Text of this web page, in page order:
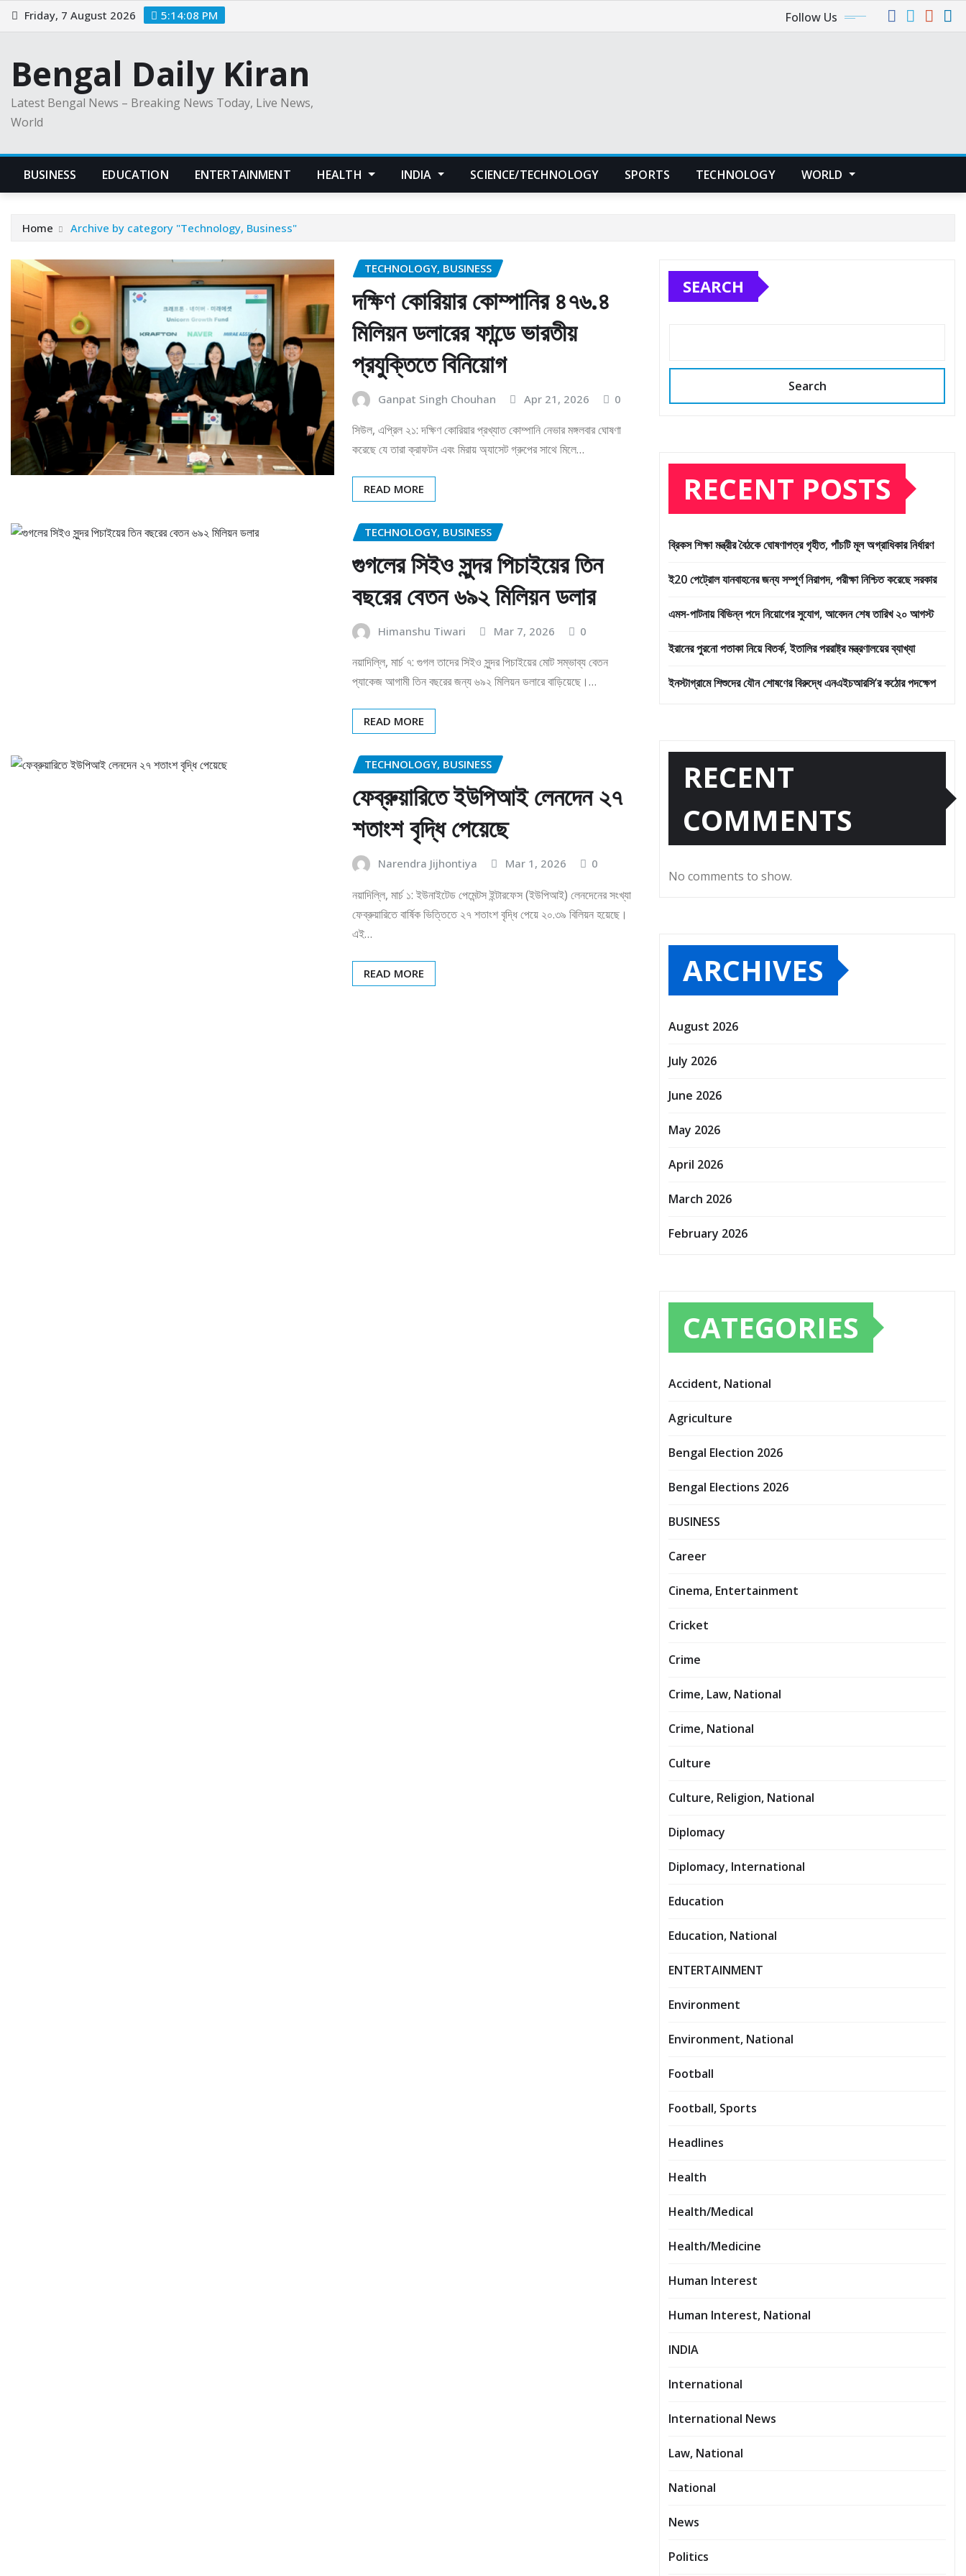
Skip
to
Friday, 7 August 2026 5:14:09 PM Follow Us
Bengal Daily Kiran
Latest Bengal News – Breaking News Today, Live News,
World
BUSINESS EDUCATION ENTERTAINMENT HEALTH INDIA SCIENCE/TECHNOLOGY SPORTS TECHNOLOGY WORLD
Home Archive by category "Technology, Business"
TECHNOLOGY, BUSINESS
দক্ষিণ কোরিয়ার কোম্পানির ৪৭৬.৪
মিলিয়ন ডলারের ফান্ডে ভারতীয়
প্রযুক্তিতে বিনিয়োগ
Ganpat Singh Chouhan Apr 21, 2026 0
সিউল, এপ্রিল ২১: দক্ষিণ কোরিয়ার প্রখ্যাত কোম্পানি নেভার মঙ্গলবার ঘোষণা
করেছে যে তারা ক্রাফটন এবং মিরায় অ্যাসেট গ্রুপের সাথে মিলে…
READ MORE
TECHNOLOGY, BUSINESS
গুগলের সিইও সুন্দর পিচাইয়ের তিন
বছরের বেতন ৬৯২ মিলিয়ন ডলার
Himanshu Tiwari Mar 7, 2026 0
নয়াদিল্লি, মার্চ ৭: গুগল তাদের সিইও সুন্দর পিচাইয়ের মোট সম্ভাব্য বেতন
প্যাকেজ আগামী তিন বছরের জন্য ৬৯২ মিলিয়ন ডলারে বাড়িয়েছে।…
READ MORE
TECHNOLOGY, BUSINESS
ফেব্রুয়ারিতে ইউপিআই লেনদেন ২৭
শতাংশ বৃদ্ধি পেয়েছে
Narendra Jijhontiya Mar 1, 2026 0
নয়াদিল্লি, মার্চ ১: ইউনাইটেড পেমেন্টস ইন্টারফেস (ইউপিআই) লেনদেনের সংখ্যা
ফেব্রুয়ারিতে বার্ষিক ভিত্তিতে ২৭ শতাংশ বৃদ্ধি পেয়ে ২০.৩৯ বিলিয়ন হয়েছে।
এই…
READ MORE
SEARCH
Search
RECENT POSTS
ব্রিকস শিক্ষা মন্ত্রীর বৈঠকে ঘোষণাপত্র গৃহীত, পাঁচটি মূল অগ্রাধিকার নির্ধারণ
ই20 পেট্রোল যানবাহনের জন্য সম্পূর্ণ নিরাপদ, পরীক্ষা নিশ্চিত করেছে সরকার
এমস-পাটনায় বিভিন্ন পদে নিয়োগের সুযোগ, আবেদন শেষ তারিখ ২০ আগস্ট
ইরানের পুরনো পতাকা নিয়ে বিতর্ক, ইতালির পররাষ্ট্র মন্ত্রণালয়ের ব্যাখ্যা
ইনস্টাগ্রামে শিশুদের যৌন শোষণের বিরুদ্ধে এনএইচআরসি’র কঠোর পদক্ষেপ
RECENT
COMMENTS
No comments to show.
ARCHIVES
August 2026
July 2026
June 2026
May 2026
April 2026
March 2026
February 2026
CATEGORIES
Accident, National
Agriculture
Bengal Election 2026
Bengal Elections 2026
BUSINESS
Career
Cinema, Entertainment
Cricket
Crime
Crime, Law, National
Crime, National
Culture
Culture, Religion, National
Diplomacy
Diplomacy, International
Education
Education, National
ENTERTAINMENT
Environment
Environment, National
Football
Football, Sports
Headlines
Health
Health/Medical
Health/Medicine
Human Interest
Human Interest, National
INDIA
International
International News
Law, National
National
News
Politics